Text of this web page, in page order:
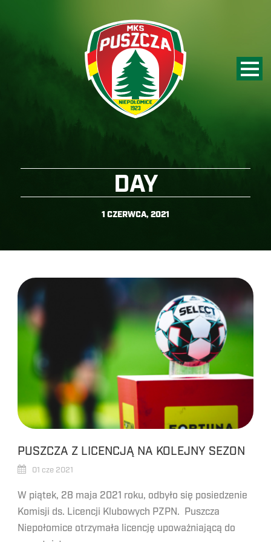
DAY
1 CZERWCA, 2021
PUSZCZA Z LICENCJĄ NA KOLEJNY SEZON
01 cze 2021
W piątek, 28 maja 2021 roku, odbyło się posiedzenie
Komisji ds. Licencji Klubowych PZPN. Puszcza
Niepołomice otrzymała licencję upoważniającą do